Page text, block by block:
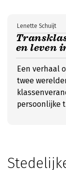
en leven
Lenette Schuijt
Een verhaal
twee
persoonlijke